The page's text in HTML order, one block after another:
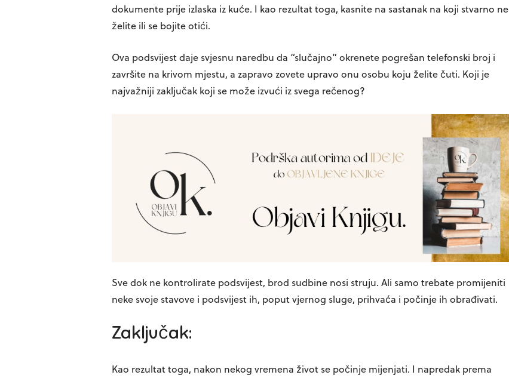
dokumente prije izlaska iz kuće. I kao rezultat toga, kasnite na sastanak na koji stvarno ne
želite ili se bojite otići.
Ova podsvijest daje svjesnu naredbu da “slučajno” okrenete pogrešan telefonski broj i
završite na krivom mjestu, a zapravo zovete upravo onu osobu koju želite čuti. Koji je
najvažniji zaključak koji se može izvući iz svega rečenog?
Sve dok ne kontrolirate podsvijest, brod sudbine nosi struju. Ali samo trebate promijeniti
neke svoje stavove i podsvijest ih, poput vjernog sluge, prihvaća i počinje ih obrađivati.
Zaključak:
Kao rezultat toga, nakon nekog vremena život se počinje mijenjati. I napredak prema